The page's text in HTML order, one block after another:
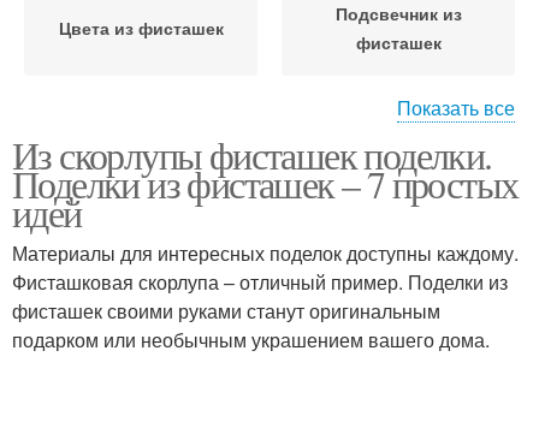
Цвета из фисташек
Подсвечник из
фисташек
Игрушка из фисташек Венки из фисташек
Елка из фисташек Подвеска из фисташек
Показать все
Из скорлупы фисташек поделки.
Поделки из фисташек – 7 простых
идей
Материалы для интересных поделок доступны каждому.
Фисташковая скорлупа – отличный пример. Поделки из
фисташек своими руками станут оригинальным
подарком или необычным украшением вашего дома.